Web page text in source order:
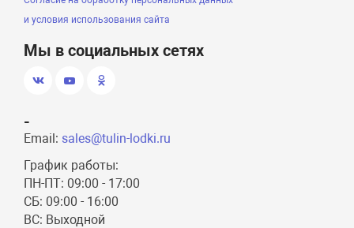
и условия использования сайта
Мы в социальных сетях
-
Email: sales@tulin-lodki.ru
График работы:
ПН-ПТ: 09:00 - 17:00
СБ: 09:00 - 16:00
ВС: Выходной